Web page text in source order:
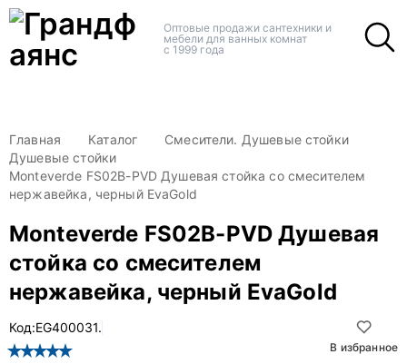
Оптовые продажи сантехники и
мебели для ванных комнат
с 1999 года
Главная Каталог
Смесители. Душевые стойки
Душевые стойки
Monteverde FS02B-PVD Душевая стойка со смесителем
нержавейка, черный EvaGold
Monteverde FS02B-PVD Душевая
стойка со смесителем
нержавейка, черный EvaGold
В избранное
Код:EG400031.